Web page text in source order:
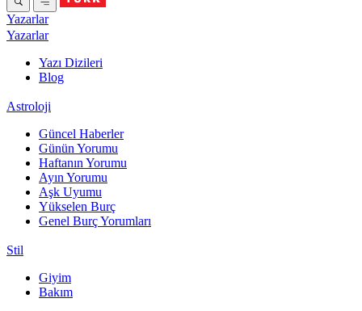
Yazarlar
Yazarlar
Yazı Dizileri
Blog
Astroloji
Güncel Haberler
Günün Yorumu
Haftanın Yorumu
Ayın Yorumu
Aşk Uyumu
Yükselen Burç
Genel Burç Yorumları
Stil
Giyim
Bakım